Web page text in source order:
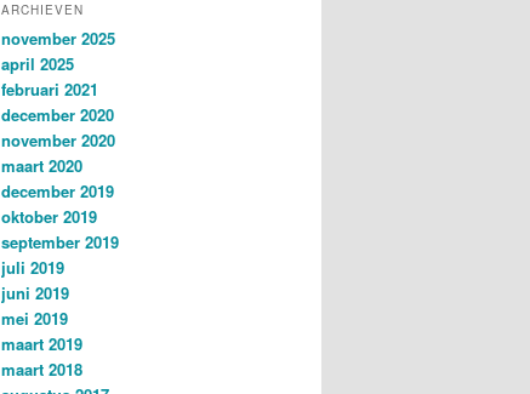
ARCHIEVEN
november 2025
april 2025
februari 2021
december 2020
november 2020
maart 2020
december 2019
oktober 2019
september 2019
juli 2019
juni 2019
mei 2019
maart 2019
maart 2018